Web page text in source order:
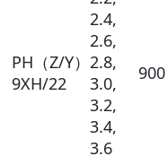
PH（Z/Y）
9XH/22
2.4,
2.6,
2.8,
3.0,
3.2,
3.4,
3.6
900